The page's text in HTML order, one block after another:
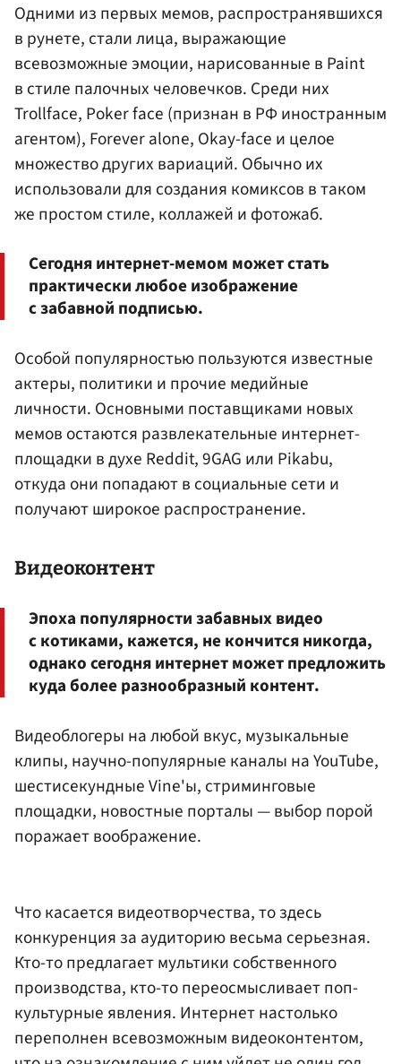
Одними из первых мемов, распространявшихся
в рунете, стали лица, выражающие
всевозможные эмоции, нарисованные в Paint
в стиле палочных человечков. Среди них
Trollface, Poker face (признан в РФ иностранным
агентом), Forever alone, Okay-face и целое
множество других вариаций. Обычно их
использовали для создания комиксов в таком
же простом стиле, коллажей и фотожаб.
Сегодня интернет-мемом может стать
практически любое изображение
с забавной подписью.
Особой популярностью пользуются известные
актеры, политики и прочие медийные
личности. Основными поставщиками новых
мемов остаются развлекательные интернет-
площадки в духе Reddit, 9GAG или Pikabu,
откуда они попадают в социальные сети и
получают широкое распространение.
Видеоконтент
Эпоха популярности забавных видео
с котиками, кажется, не кончится никогда,
однако сегодня интернет может предложить
куда более разнообразный контент.
Видеоблогеры на любой вкус, музыкальные
клипы, научно-популярные каналы на YouTube,
шестисекундные Vine'ы, стриминговые
площадки, новостные порталы — выбор порой
поражает воображение.
Что касается видеотворчества, то здесь
конкуренция за аудиторию весьма серьезная.
Кто-то предлагает мультики собственного
производства, кто-то переосмысливает поп-
культурные явления. Интернет настолько
переполнен всевозможным видеоконтентом,